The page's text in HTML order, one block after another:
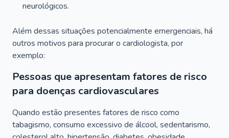
neurológicos.
Além dessas situações potencialmente emergenciais, há
outros motivos para procurar o cardiologista, por
exemplo:
Pessoas que apresentam fatores de risco
para doenças cardiovasculares
Quando estão presentes fatores de risco como
tabagismo, consumo excessivo de álcool, sedentarismo,